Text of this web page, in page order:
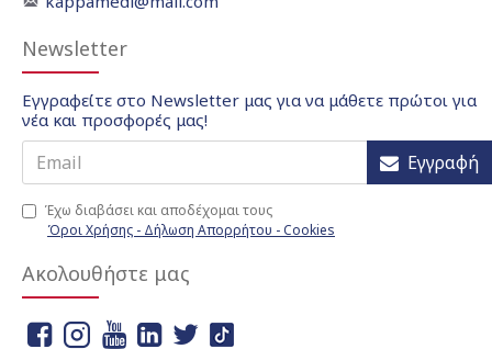
Newsletter
Εγγραφείτε στο Newsletter μας για να μάθετε πρώτοι για
νέα και προσφορές μας!
Εγγραφή
Έχω διαβάσει και αποδέχομαι τους
Όροι Χρήσης - Δήλωση Απορρήτου - Cookies
Ακολουθήστε μας